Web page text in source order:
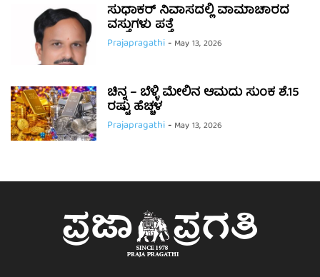
ಸುಧಾಕರ್ ನಿವಾಸದಲ್ಲಿ ವಾಮಾಚಾರದ
ವಸ್ತುಗಳು ಪತ್ತೆ
Prajapragathi- May 13, 2026
ಚಿನ್ನ – ಬೆಳ್ಳಿ ಮೇಲಿನ ಆಮದು ಸುಂಕ ಶೆ.15
ರಷ್ಟು ಹೆಚ್ಚಳ
Prajapragathi- May 13, 2026